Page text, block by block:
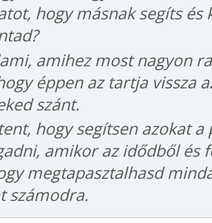
hogy másnak segíts és
amihez most nagyon
éppen az tartja vissza
szánt.
hogy segítsen azokat
amikor az idődből és
megtapasztalhasd
számodra.